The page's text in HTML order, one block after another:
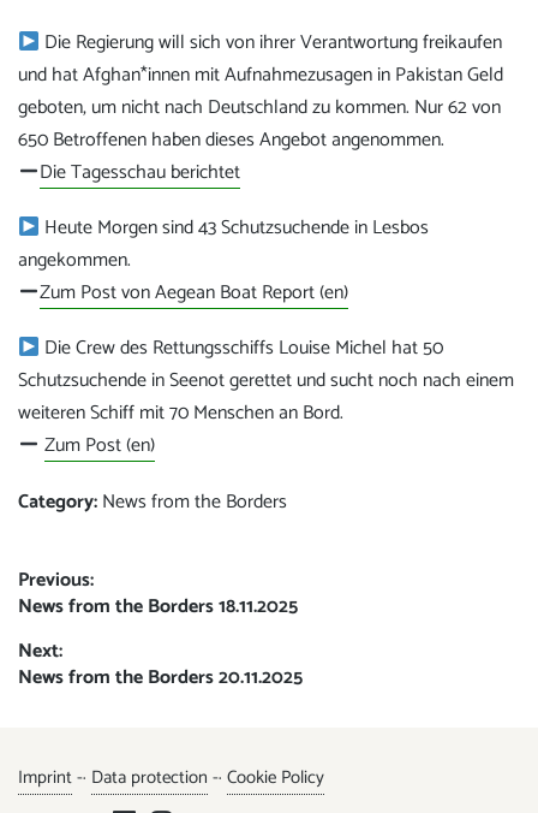
Die Regierung will sich von ihrer Verantwortung freikaufen
und hat Afghan*innen mit Aufnahmezusagen in Pakistan Geld
geboten, um nicht nach Deutschland zu kommen. Nur 62 von
650 Betroffenen haben dieses Angebot angenommen.
Die Tagesschau berichtet
Heute Morgen sind 43 Schutzsuchende in Lesbos
angekommen.
Zum Post von Aegean Boat Report (en)
Die Crew des Rettungsschiffs Louise Michel hat 50
Schutzsuchende in Seenot gerettet und sucht noch nach einem
weiteren Schiff mit 70 Menschen an Bord.
Zum Post (en)
Category:News from the Borders
Post
navigation
Previous:
Previous
News from the Borders 18.11.2025
Next:
Next
News from the Borders 20.11.2025
Imprint-· Data protection -· Cookie Policy